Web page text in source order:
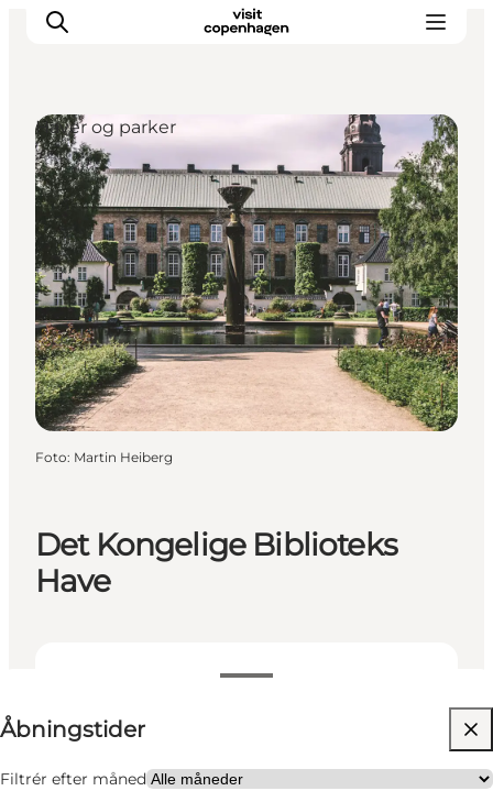
This is Copenhagen
Aktiviteter
Spis & drik
Områder
Planlæg din tur
CopenPay
Copenhagen Card
Det Kongelige Biblioteks
Have
Åbningstider
Filtrér efter måned
Besøg hjemmeside
Haver og parker
Foto: Martin Heiberg